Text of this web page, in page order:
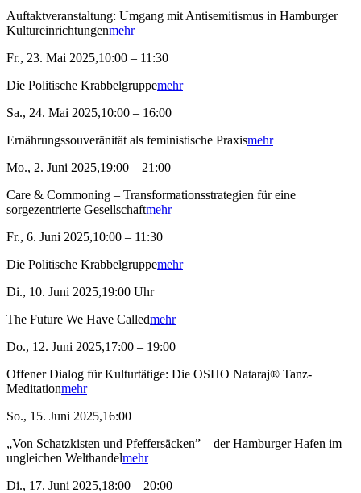
Auftaktveranstaltung: Umgang mit Antisemitismus in Hamburger
Kultureinrichtungenmehr
Fr., 23. Mai 2025,10:00 – 11:30
Die Politische Krabbelgruppemehr
Sa., 24. Mai 2025,10:00 – 16:00
Ernährungssouveränität als feministische Praxismehr
Mo., 2. Juni 2025,19:00 – 21:00
Care & Commoning – Transformationsstrategien für eine
sorgezentrierte Gesellschaftmehr
Fr., 6. Juni 2025,10:00 – 11:30
Die Politische Krabbelgruppemehr
Di., 10. Juni 2025,19:00 Uhr
The Future We Have Calledmehr
Do., 12. Juni 2025,17:00 – 19:00
Offener Dialog für Kulturtätige: Die OSHO Nataraj® Tanz-
Meditationmehr
So., 15. Juni 2025,16:00
„Von Schatzkisten und Pfeffersäcken” – der Hamburger Hafen im
ungleichen Welthandelmehr
Di., 17. Juni 2025,18:00 – 20:00